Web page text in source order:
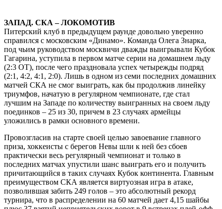
ЗАПАД. СКА – ЛОКОМОТИВ
Питерский клуб в предыдущем раунде довольно уверенно
справился с московским «Динамо». Команда Олега Знарка,
под чьим руководством москвичи дважды выигрывали Кубок
Гагарина, уступила в первом матче серии на домашнем льду
(2:3 ОТ), после чего праздновала успех четырежды подряд
(2:1, 4:2, 4:1, 2:0). Лишь в одном из семи последних домашних
матчей СКА не смог выиграть, как бы продолжив линейку
триумфов, начатую в регулярном чемпионате, где стал
лучшим на Западе по количеству выигранных на своем льду
поединков – 25 из 30, причем в 23 случаях армейцы
уложились в рамки основного времени.
Провозгласив на старте своей целью завоевание главного
приза, хоккеисты с берегов Невы шли к ней без сбоев
практически весь регулярный чемпионат и только в
последних матчах упустили шанс выиграть его и получить
причитающийся в таких случаях Кубок континента. Главным
преимуществом СКА является виртуозная игра в атаке,
позволившая забить 249 голов – это абсолютный рекорд
турнира, что в распределении на 60 матчей дает 4,15 шайбы